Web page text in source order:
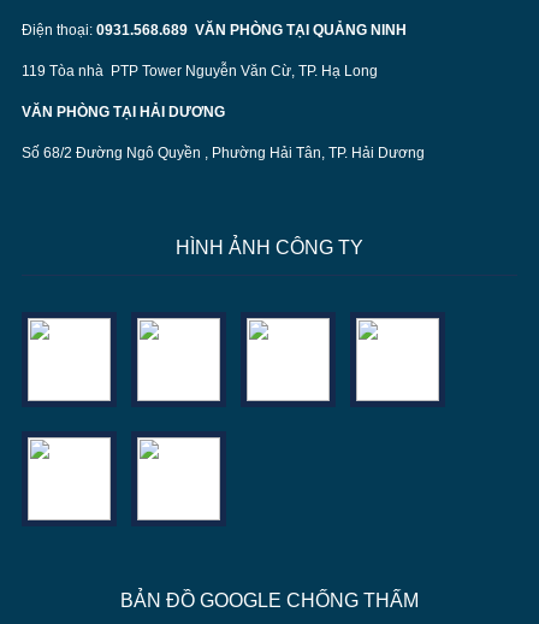
Điện thoại: 0931.568.689 VĂN PHÒNG TẠI QUẢNG NINH
119 Tòa nhà PTP Tower Nguyễn Văn Cừ, TP. Hạ Long
VĂN PHÒNG TẠI HẢI DƯƠNG
Số 68/2 Đường Ngô Quyền , Phường Hải Tân, TP. Hải Dương
HÌNH ẢNH CÔNG TY
BẢN ĐỒ GOOGLE CHỐNG THẤM